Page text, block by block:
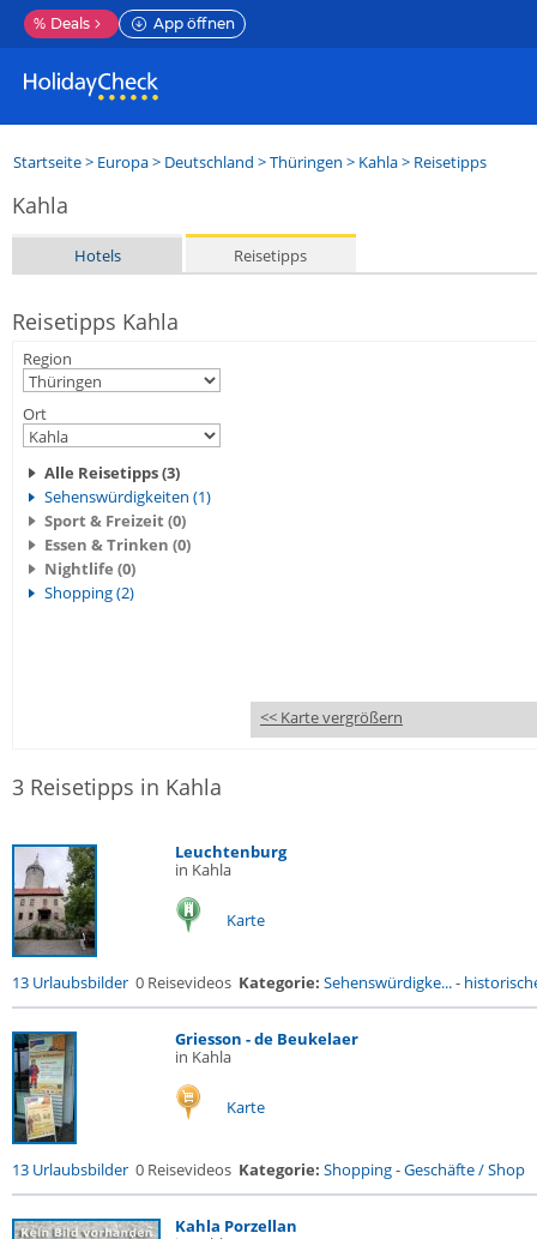
% Deals App öffnen
Startseite> Europa> Deutschland >Thüringen > Kahla> Reisetipps
Kahla
Hotels Reisetipps
Reisetipps Kahla
Region
Ort
Alle Reisetipps (3)
Sehenswürdigkeiten (1)
Sport & Freizeit (0)
Essen & Trinken (0)
Nightlife (0)
Shopping (2)
<< Karte vergrößern
3 Reisetipps in Kahla
Leuchtenburg
in Kahla
Karte
13 Urlaubsbilder 0 Reisevideos Kategorie: Sehenswürdigke...-
Griesson - de Beukelaer
in Kahla
Karte
13 Urlaubsbilder 0 Reisevideos Kategorie: Shopping-Geschäfte / Shop
Kahla Porzellan